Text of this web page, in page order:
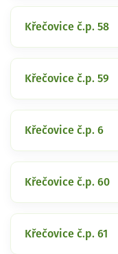
Křečovice č.p. 58
Křečovice č.p. 59
Křečovice č.p. 6
Křečovice č.p. 60
Křečovice č.p. 61